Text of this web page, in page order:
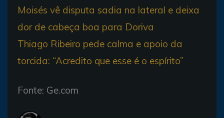
Moisés vê disputa sadia na lateral e deixa
dor de cabeça boa para Doriva
Thiago Ribeiro pede calma e apoio da
torcida: “Acredito que esse é o espírito”
Fonte: Ge.com